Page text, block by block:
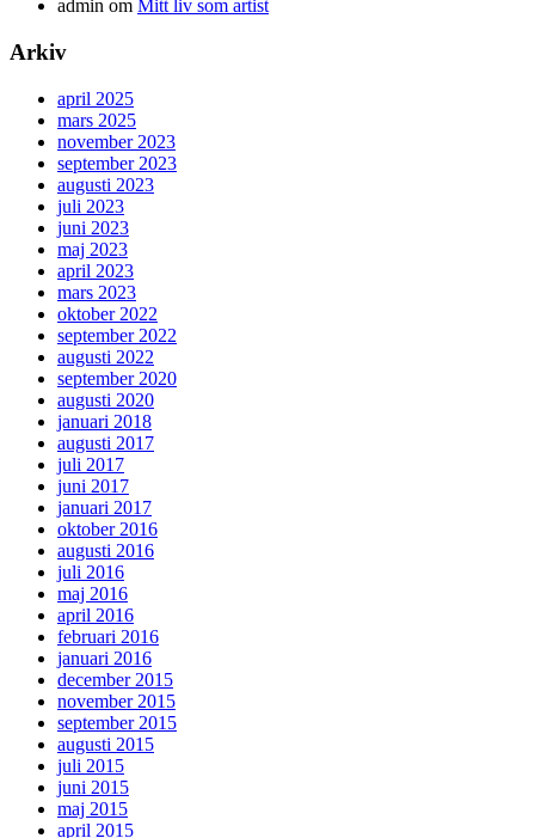
admin om Mitt liv som artist
Arkiv
april 2025
mars 2025
november 2023
september 2023
augusti 2023
juli 2023
juni 2023
maj 2023
april 2023
mars 2023
oktober 2022
september 2022
augusti 2022
september 2020
augusti 2020
januari 2018
augusti 2017
juli 2017
juni 2017
januari 2017
oktober 2016
augusti 2016
juli 2016
maj 2016
april 2016
februari 2016
januari 2016
december 2015
november 2015
september 2015
augusti 2015
juli 2015
juni 2015
maj 2015
april 2015